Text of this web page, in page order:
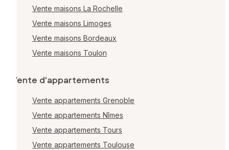
Vente maisons La Rochelle
Vente maisons Limoges
Vente maisons Bordeaux
Vente maisons Toulon
Vente d'appartements
Vente appartements Grenoble
Vente appartements Nîmes
Vente appartements Tours
Vente appartements Toulouse